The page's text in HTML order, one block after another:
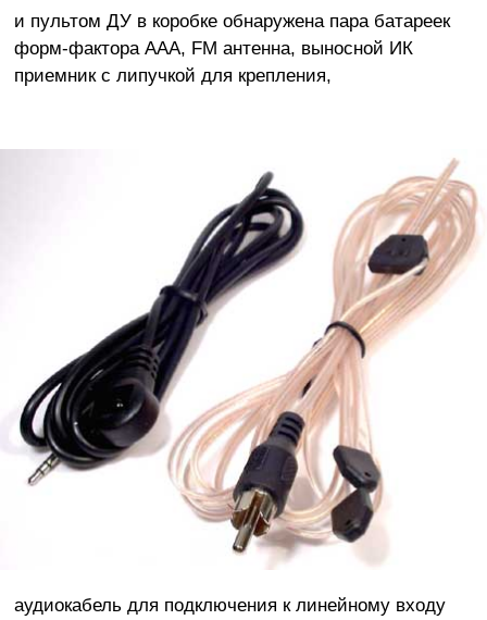
и пультом ДУ в коробке обнаружена пара батареек
форм-фактора ААА, FM антенна, выносной ИК
приемник с липучкой для крепления,
аудиокабель для подключения к линейному входу